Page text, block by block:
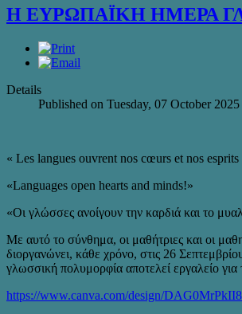
Η ΕΥΡΩΠΑΪΚΗ ΗΜΕΡΑ
Details
Published on Tuesday, 07 October
« Les langues ouvrent nos cœurs et nos esprits
«Languages open hearts and minds!»
«Οι γλώσσες ανοίγουν την καρδιά και το
Με αυτό το σύνθημα, οι μαθήτριες και οι
διοργανώνει, κάθε χρόνο, στις 26
γλωσσική πολυμορφία αποτελεί εργαλείο για
https://www.canva.com/design/